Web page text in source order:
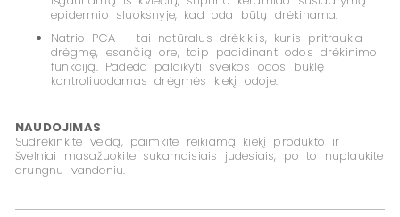
epidermio sluoksnyje, kad oda būtų drėkinama.
Natrio PCA – tai natūralus drėkiklis, kuris pritraukia
drėgmę, esančią ore, taip padidinant odos drėkinimo
funkciją. Padeda palaikyti sveikos odos būklę
kontroliuodamas drėgmės kiekį odoje.
NAUDOJIMAS
Sudrėkinkite veidą, paimkite reikiamą kiekį produkto ir
švelniai masažuokite sukamaisiais judesiais, po to nuplaukite
drungnu vandeniu.